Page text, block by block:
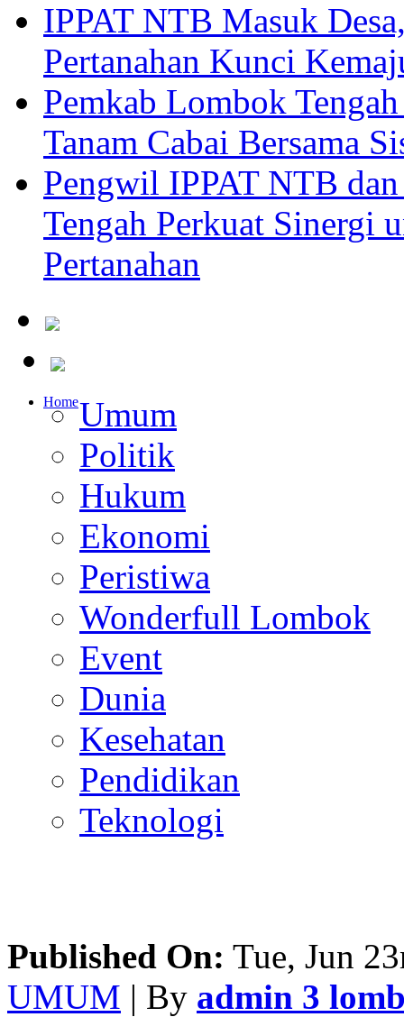
IPPAT NTB Masuk
Pertanahan Kunci
Pemkab Lombok
Tanam Cabai Bersama
Pengwil IPPAT NTB
Tengah Perkuat Sinergi
Pertanahan
HomeUmum
Politik
Hukum
Ekonomi
Peristiwa
Wonderfull Lombok
Event
Dunia
Kesehatan
Pendidikan
Teknologi
Published On: Tue, Jun
UMUM | By admin 3